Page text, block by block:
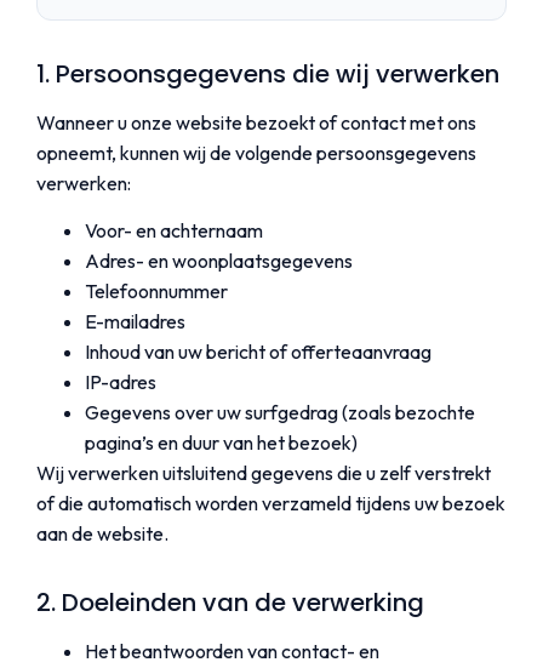
1. Persoonsgegevens die wij verwerken
Wanneer u onze website bezoekt of contact met ons
opneemt, kunnen wij de volgende persoonsgegevens
verwerken:
Voor- en achternaam
Adres- en woonplaatsgegevens
Telefoonnummer
E-mailadres
Inhoud van uw bericht of offerteaanvraag
IP-adres
Gegevens over uw surfgedrag (zoals bezochte
pagina’s en duur van het bezoek)
Wij verwerken uitsluitend gegevens die u zelf verstrekt
of die automatisch worden verzameld tijdens uw bezoek
aan de website.
2. Doeleinden van de verwerking
Het beantwoorden van contact- en